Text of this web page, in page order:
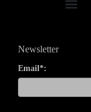
Newsletter
Email*: